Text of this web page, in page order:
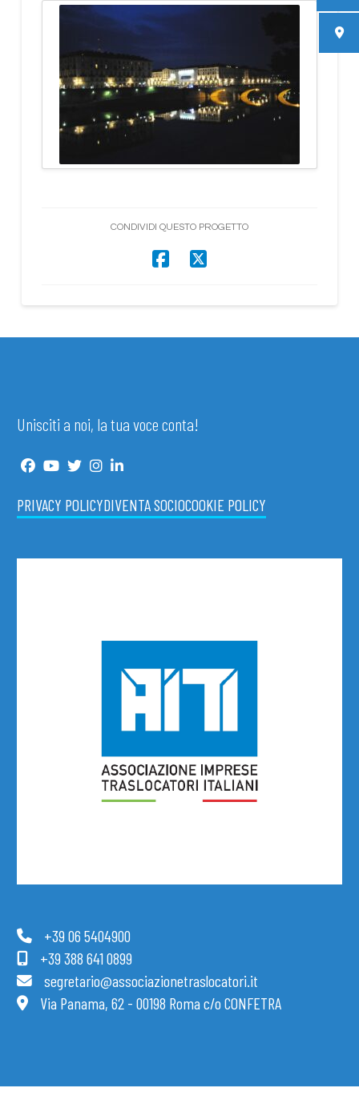
CONDIVIDI QUESTO PROGETTO
Unisciti a noi, la tua voce conta!
PRIVACY POLICYDIVENTA SOCIOCOOKIE POLICY
+39 06 5404900
+39 388 641 0899
segretario@associazionetraslocatori.it
Via Panama, 62 - 00198 Roma c/o CONFETRA